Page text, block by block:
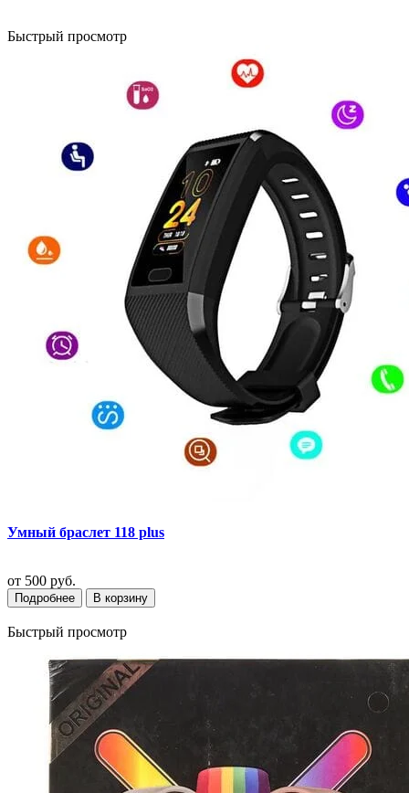
Быстрый просмотр
Умный браслет 118 plus
от 500 руб.
Подробнее В корзину
Быстрый просмотр